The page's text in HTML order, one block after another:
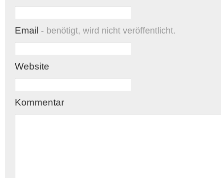
Email - benötigt, wird nicht veröffentlicht.
Website
Kommentar